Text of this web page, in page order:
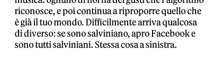
riconosce, e poi continua a riproporre quello che
è già il tuo mondo. Difficilmente arriva qualcosa
di diverso: se sono salviniano, apro Facebook e
sono tutti salviniani. Stessa cosa a sinistra.